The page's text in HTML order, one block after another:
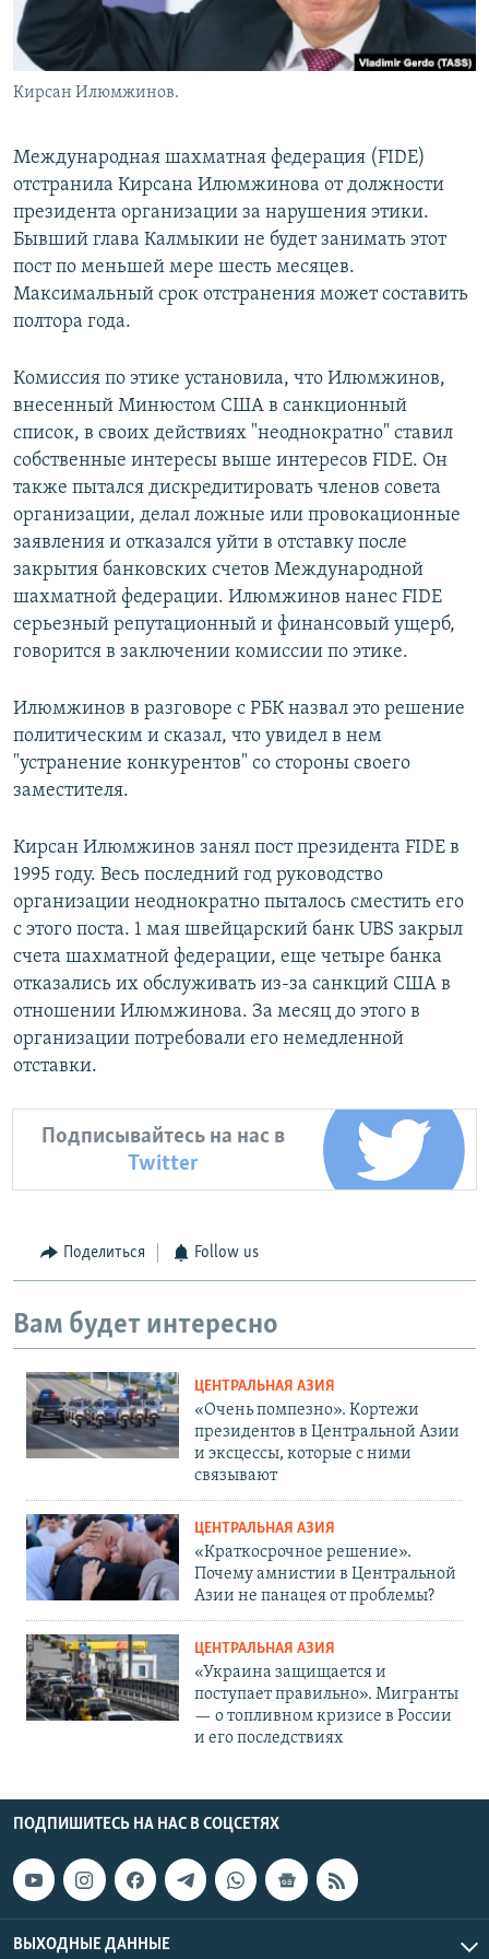
Кирсан Илюмжинов.
Международная шахматная федерация (FIDE)
отстранила Кирсана Илюмжинова от должности
президента организации за нарушения этики.
Бывший глава Калмыкии не будет занимать этот
пост по меньшей мере шесть месяцев.
Максимальный срок отстранения может составить
полтора года.
Комиссия по этике установила, что Илюмжинов,
внесенный Минюстом США в санкционный
список, в своих действиях "неоднократно" ставил
собственные интересы выше интересов FIDE. Он
также пытался дискредитировать членов совета
организации, делал ложные или провокационные
заявления и отказался уйти в отставку после
закрытия банковских счетов Международной
шахматной федерации. Илюмжинов нанес FIDE
серьезный репутационный и финансовый ущерб,
говорится в заключении комиссии по этике.
Илюмжинов в разговоре с РБК назвал это решение
политическим и сказал, что увидел в нем
"устранение конкурентов" со стороны своего
заместителя.
Кирсан Илюмжинов занял пост президента FIDE в
1995 году. Весь последний год руководство
организации неоднократно пыталось сместить его
с этого поста. 1 мая швейцарский банк UBS закрыл
счета шахматной федерации, еще четыре банка
отказались их обслуживать из-за санкций США в
отношении Илюмжинова. За месяц до этого в
организации потребовали его немедленной
отставки.
Подписывайтесь на нас в
Twitter
Поделиться Follow us
Вам будет интересно
ЦЕНТРАЛЬНАЯ АЗИЯ
«Очень помпезно». Кортежи
президентов в Центральной Азии
и эксцессы, которые с ними
связывают
ЦЕНТРАЛЬНАЯ АЗИЯ
«Краткосрочное решение».
Почему амнистии в Центральной
Азии не панацея от проблемы?
ЦЕНТРАЛЬНАЯ АЗИЯ
«Украина защищается и
поступает правильно». Мигранты
— о топливном кризисе в России
и его последствиях
ПОДПИШИТЕСЬ НА НАС В СОЦСЕТЯХ
ВЫХОДНЫЕ ДАННЫЕ